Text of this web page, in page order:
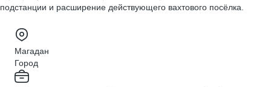
подстанции и расширение действующего вахтового посёлка.
Магадан
Город